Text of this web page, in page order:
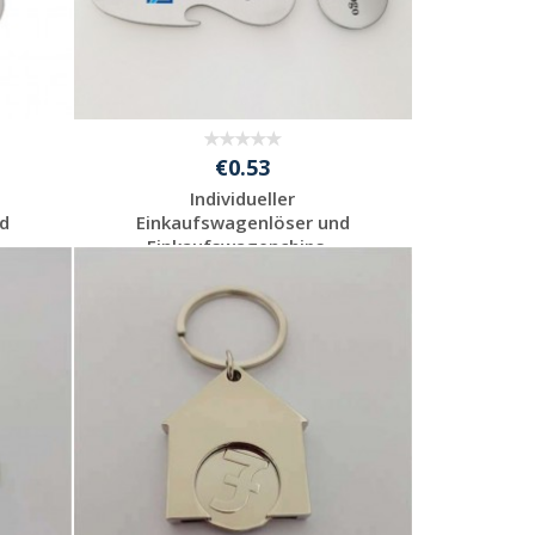
€0.53
Individueller
Einkaufswagenlöser und
Einkaufswagenchips...
anfordern